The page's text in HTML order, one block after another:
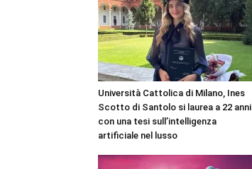
Università Cattolica di Milano, Ines
Scotto di Santolo si laurea a 22 anni
con una tesi sull’intelligenza
artificiale nel lusso